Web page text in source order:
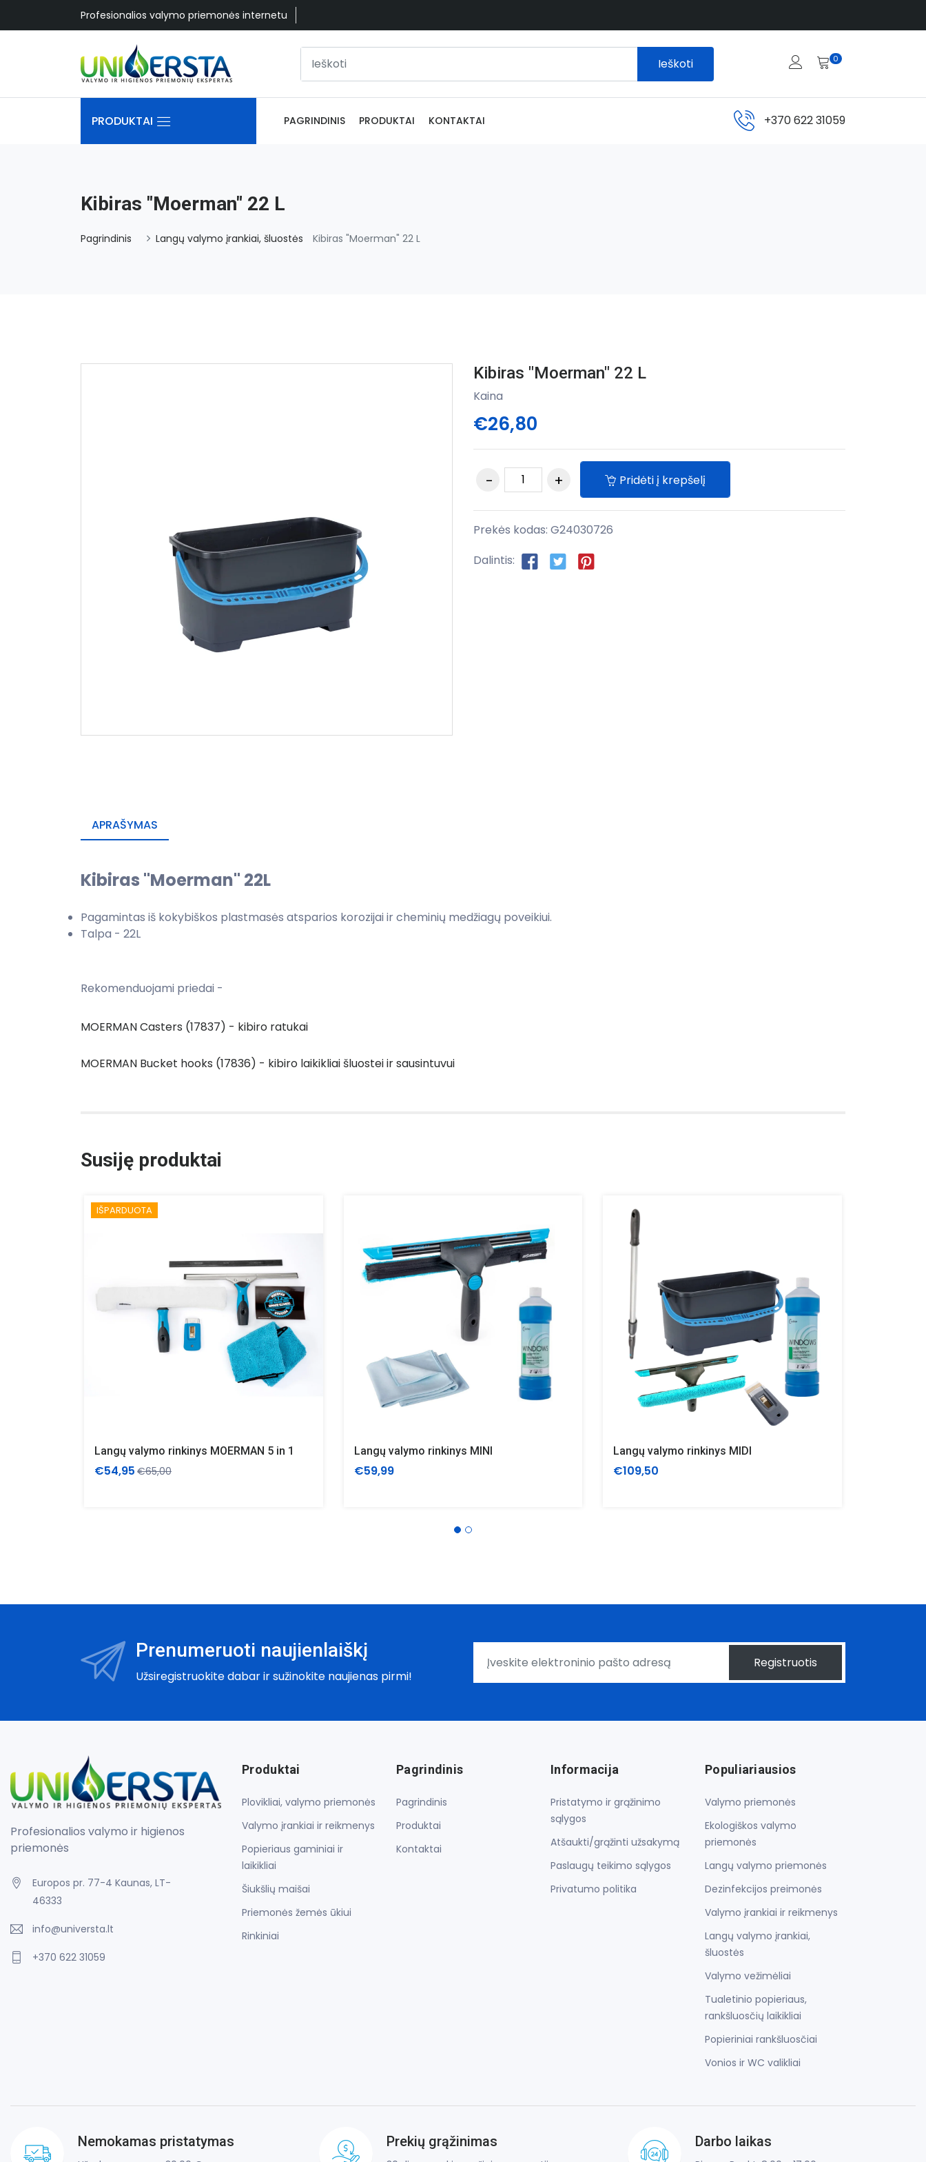
Profesionalios valymo priemonės internetu
Ieškoti 0
PRODUKTAI PAGRINDINIS PRODUKTAI KONTAKTAI +370 622 31059
Kibiras "Moerman" 22 L
Pagrindinis Langų valymo įrankiai, šluostės Kibiras "Moerman" 22 L
Kibiras "Moerman" 22 L
Kaina
€26,80
Pridėti į krepšelį
Prekės kodas: G24030726
Dalintis:
APRAŠYMAS
Kibiras "Moerman" 22L
Pagamintas iš kokybiškos plastmasės atsparios korozijai ir cheminių medžiagų poveikiui​.
Talpa - 22L
Rekomenduojami priedai -
MOERMAN Casters (17837) - kibiro ratukai
MOERMAN Bucket hooks (17836) - kibiro laikikliai šluostei ir sausintuvui
Susiję produktai
IŠPARDUOTA
Langų valymo rinkinys MOERMAN 5 in 1
€54,95 €65,00
Langų valymo rinkinys MINI
€59,99
Langų valymo rinkinys MIDI
€109,50
Prenumeruoti naujienlaiškį
Užsiregistruokite dabar ir sužinokite naujienas pirmi!
Registruotis
Profesionalios valymo ir higienos
priemonės
Europos pr. 77-4 Kaunas, LT-
46333
info@universta.lt
+370 622 31059
Produktai
Plovikliai, valymo priemonės
Valymo įrankiai ir reikmenys
Popieriaus gaminiai ir
laikikliai
Šiukšlių maišai
Priemonės žemės ūkiui
Rinkiniai
Pagrindinis
Pagrindinis
Produktai
Kontaktai
Informacija
Pristatymo ir grąžinimo
sąlygos
Atšaukti/grąžinti užsakymą
Paslaugų teikimo sąlygos
Privatumo politika
Populiariausios
Valymo priemonės
Ekologiškos valymo
priemonės
Langų valymo priemonės
Dezinfekcijos preimonės
Valymo įrankiai ir reikmenys
Langų valymo įrankiai,
šluostės
Valymo vežimėliai
Tualetinio popieriaus,
rankšluosčių laikikliai
Popieriniai rankšluosčiai
Vonios ir WC valikliai
Nemokamas pristatymas Prekių grąžinimas Darbo laikas